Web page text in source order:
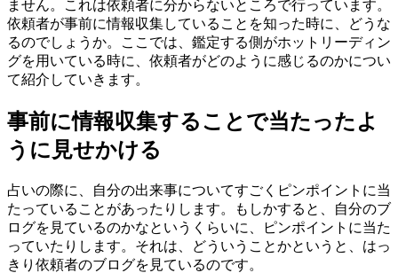
ません。これは依頼者に分からないところで行っています。
依頼者が事前に情報収集していることを知った時に、どうな
るのでしょうか。ここでは、鑑定する側がホットリーディン
グを用いている時に、依頼者がどのように感じるのかについ
て紹介していきます。
事前に情報収集することで当たったよ
うに見せかける
占いの際に、自分の出来事についてすごくピンポイントに当
たっていることがあったりします。もしかすると、自分のブ
ログを見ているのかなというくらいに、ピンポイントに当た
っていたりします。それは、どういうことかというと、はっ
きり依頼者のブログを見ているのです。